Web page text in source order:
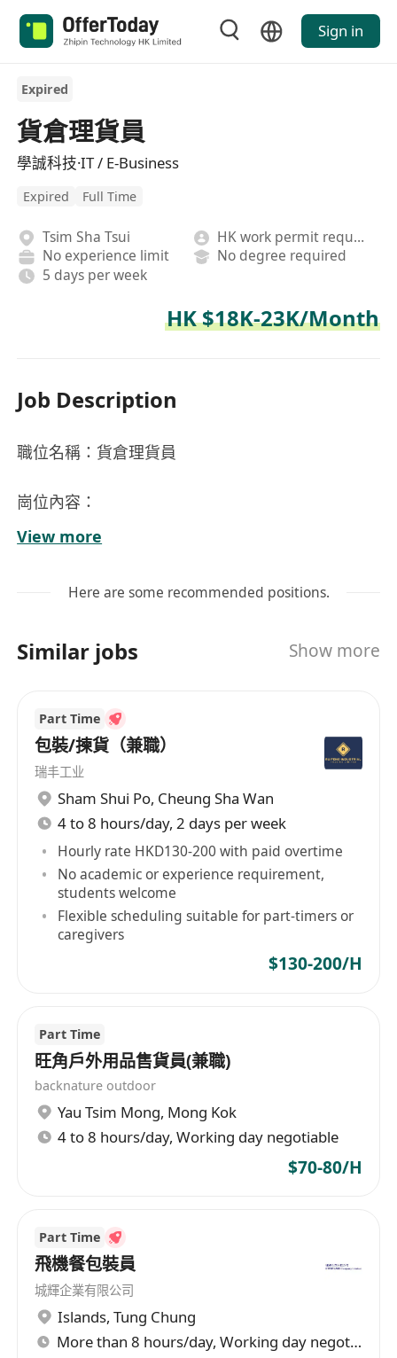
Sign in
Expired
貨倉理貨員
學誠科技·IT / E-Business
Expired Full Time
Tsim Sha Tsui
HK work permit required
No experience limit
No degree required
5 days per week
HK $18K-23K/Month
Job Description
職位名稱：貨倉理貨員
崗位內容：
記，確保貨物數量、規格及狀態準確無誤
示，維持貨倉整潔有序及符合安全存放標準
作業記錄，定期更新庫存資料並協助盤點工作
留意貨品保存狀況，對過期、損毀或異常貨物即
時匯報主管，並按指示執行後續處理
工作要求：
中學畢業或以上程度，具備基本中文讀寫能力，
能清晰理解貨單、標籤及操作指引
毋須相關經驗，歡迎新入行人士申請；如有倉
務、物流或零售後勤經驗者優先考慮
體力良好，能適應長時間站立、彎腰及搬運輕至
中量貨物（一般不超過20公斤）
做事細心穩健，具責任感及團隊合作精神，能遵
料；懂粵語為必須，能以普通話或英語作簡單溝
通者更佳
福利：
提供具市場競爭力之月薪，按經驗及表現調整，
提供職業安全及崗位操作培訓，包括倉內機械設
備使用、防火防損及緊急應變程序
設員工推薦獎勵計劃，成功推薦合適人選獲聘用
可獲現金獎勵
不定期舉辦團隊活動及節日慰問，營造正面積極
View more
Here are some recommended positions.
Similar jobs Show more
Part Time
包裝/揀貨（兼職）
瑞丰工业
Sham Shui Po, Cheung Sha Wan
4 to 8 hours/day, 2 days per week
Hourly rate HKD130-200 with paid overtime
No academic or experience requirement,
students welcome
Flexible scheduling suitable for part-timers or
caregivers
$130-200/H
Part Time
旺角戶外用品售貨員(兼職)
backnature outdoor
Yau Tsim Mong, Mong Kok
4 to 8 hours/day, Working day negotiable
$70-80/H
Part Time
飛機餐包裝員
城輝企業有限公司
Islands, Tung Chung
More than 8 hours/day, Working day negotiable